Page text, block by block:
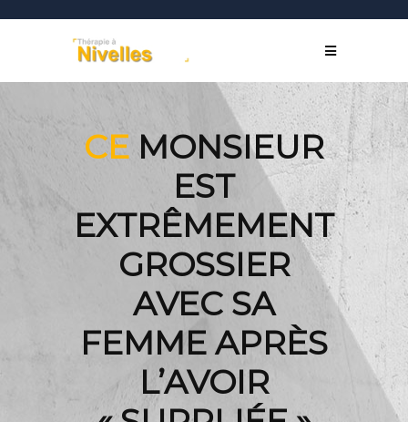
CE MONSIEUR
EST
EXTRÊMEMENT
GROSSIER
AVEC SA
FEMME APRÈS
L’AVOIR